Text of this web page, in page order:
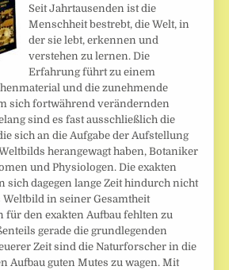
Seit Jahrtausenden ist die
Menschheit bestrebt, die Welt, in
der sie lebt, erkennen und
verstehen zu lernen. Die
Erfahrung führt zu einem
und die zunehmende
sich fortwährend verändernden
sind es fast ausschließlich die
sich an die Aufgabe der Aufstellung
herangewagt haben, Botaniker
und Physiologen. Die exakten
sich dagegen lange Zeit hindurch nicht
Weltbild in seiner Gesamtheit
für den exakten Aufbau fehlten zu
gerade die grundlegenden
Zeit sind die Naturforscher in die
Aufbau guten Mutes zu wagen. Mit